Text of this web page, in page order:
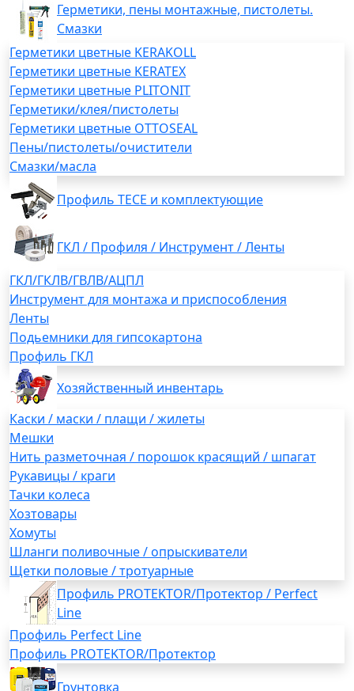
Герметики, пены монтажные, пистолеты.
Смазки
Герметики цветные KERAKOLL
Герметики цветные KERATEX
Герметики цветные PLITONIT
Герметики/клея/пистолеты
Герметики цветные OTTOSEAL
Пены/пистолеты/очистители
Смазки/масла
Профиль TECE и комплектующие
ГКЛ / Профиля / Инструмент / Ленты
ГКЛ/ГКЛВ/ГВЛВ/АЦПЛ
Инструмент для монтажа и приспособления
Ленты
Подьемники для гипсокартона
Профиль ГКЛ
Хозяйственный инвентарь
Каски / маски / плащи / жилеты
Мешки
Нить разметочная / порошок красящий / шпагат
Рукавицы / краги
Тачки колеса
Хозтовары
Хомуты
Шланги поливочные / опрыскиватели
Щетки половые / тротуарные
Профиль PROTEKTOR/Протектор / Perfect
Line
Профиль Perfect Line
Профиль PROTEKTOR/Протектор
Грунтовка